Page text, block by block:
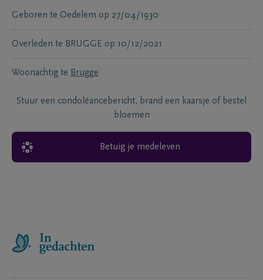
Geboren te Oedelem op 27/04/1930
Overleden te BRUGGE op 10/12/2021
Woonachtig te Brugge
Stuur een condoléancebericht, brand een kaarsje of bestel
bloemen
Betuig je medeleven